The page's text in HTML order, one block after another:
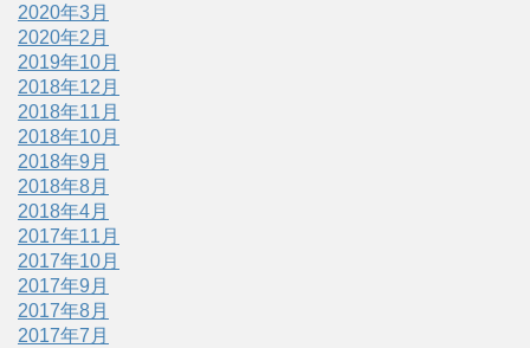
2020年3月
2020年2月
2019年10月
2018年12月
2018年11月
2018年10月
2018年9月
2018年8月
2018年4月
2017年11月
2017年10月
2017年9月
2017年8月
2017年7月